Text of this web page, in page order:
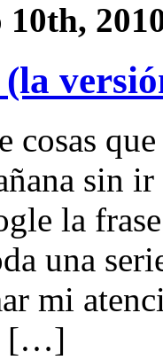
10th,
cosas
sin
la
una
mi
[…]